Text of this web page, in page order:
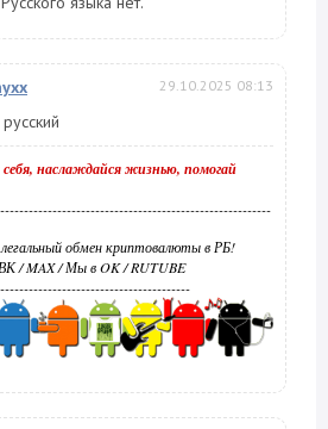
29.10.2025 08:13
себя, наслаждайся жизнью, помогай
обмен криптовалюты в РБ!
ВК/MAX/Мы в OK/RUTUBE